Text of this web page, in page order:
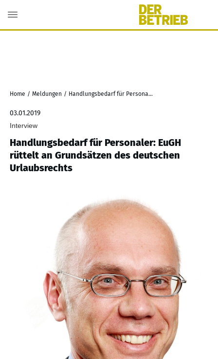
Home / Meldungen / Handlungsbedarf für Personaler: EuGH rüttelt an Grundsätzen des deutschen Urlaubsrechts
03.01.2019
Interview
Handlungsbedarf für Personaler: EuGH
rüttelt an Grundsätzen des deutschen
Urlaubsrechts